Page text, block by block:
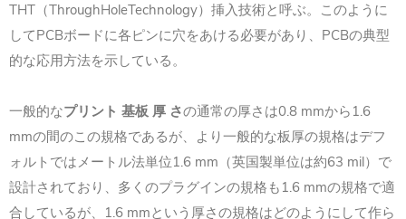
THT（ThroughHoleTechnology）挿入技術と呼ぶ。このように
してPCBボードに各ピンに穴をあける必要があり、PCBの典型
的な応用方法を示している。
一般的なプリント 基板 厚 さの通常の厚さは0.8 mmから1.6
mmの間のこの規格であるが、より一般的な板厚の規格はデフ
ォルトではメートル法単位1.6 mm（英国製単位は約63 mil）で
設計されており、多くのプラグインの規格も1.6 mmの規格で適
合しているが、1.6 mmという厚さの規格はどのようにして作ら